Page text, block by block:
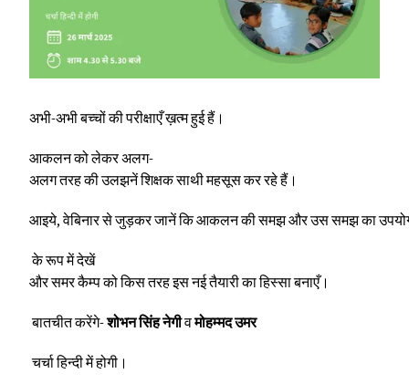
अभी-अभी बच्चों की परीक्षाएँ ख़त्म हुई हैं।
आकलन को लेकर अलग-
अलग तरह की उलझनें शिक्षक साथी महसूस कर रहे हैं।
आइये, वेबिनार से जुड़कर जानें कि आकलन की समझ और उस समझ का उपयोग
के रूप में देखें
और समर कैम्प को किस तरह इस नई तैयारी का हिस्सा बनाएँ।
बातचीत करेंगे-शोभन सिंह नेगीवमोहम्मद उमर
चर्चा हिन्‍दी में होगी।